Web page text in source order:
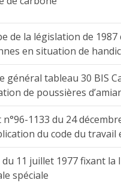
de la législation de
en situation de
général tableau 30 BIS
de poussières
n°96-1133 du 24
du code du travail
11 juillet 1977 fixant la
spéciale